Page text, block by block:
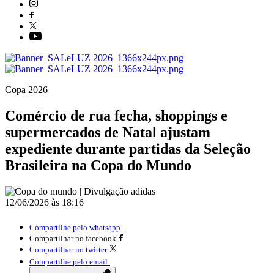
Copa 2026
Comércio de rua fecha, shoppings e
supermercados de Natal ajustam
expediente durante partidas da Seleção
Brasileira na Copa do Mundo
12/06/2026 às 18:16
Compartilhe pelo whatsapp
Compartilhar no facebook
Compartilhar no twitter
Compartilhe pelo email